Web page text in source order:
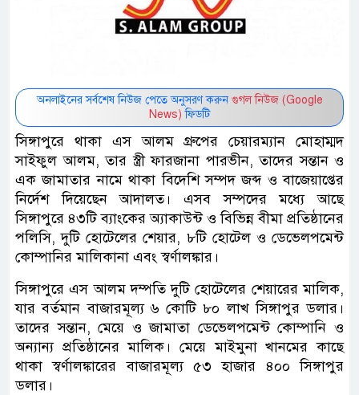
অনলাইনের সর্বশেষ নিউজ পেতে অনুসরণ করুন গুগল নিউজ (Google
News) ফিডটি
সিঙ্গাপুরে থাকা এস আলম গ্রুপের চেয়ারম্যান মোহাম্মদ
সাইফুল আলম, তার স্ত্রী ফারজানা পারভীন, তাদের সন্তান ও
এক জামাতার নামে থাকা বিদেশি সম্পদ জব্দ ও বাজেয়াপ্তের
নির্দেশ দিয়েছেন আদালত। এসব সম্পদের মধ্যে আছে
সিঙ্গাপুরে ৪৩টি ব্যাংকের অ্যাকাউন্ট ও বিভিন্ন বীমা প্রতিষ্ঠানের
পলিসি, দুটি হোটেলের শেয়ার, ৮টি হোটেল ও ডেভেলপমেন্ট
কোম্পানির মালিকানা এবং স্বর্ণালঙ্কার।
সিঙ্গাপুরে এস আলম দম্পতি দুটি হোটেলের শেয়ারের মালিক,
যার বর্তমান বাজারমূল্য ৬ কোটি ৮০ লাখ সিঙ্গাপুর ডলার।
তাদের সন্তান, মেয়ে ও জামাতা ডেভেলপমেন্ট কোম্পানি ও
অন্যান্য প্রতিষ্ঠানের মালিক। মেয়ে মাইমুনা খানমের কাছে
থাকা স্বর্ণালঙ্কারের বাজারমূল্য ৫৩ হাজার ৪০০ সিঙ্গাপুর
ডলার।